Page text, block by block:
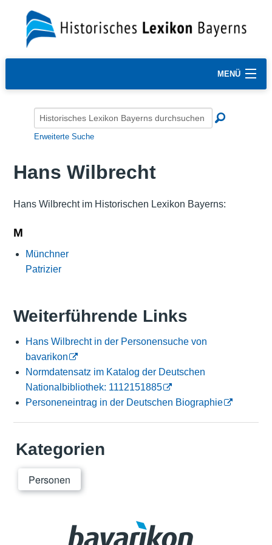
MENÜ
Erweiterte Suche
Hans Wilbrecht
Hans Wilbrecht im Historischen Lexikon Bayerns:
M
Münchner
Patrizier
Weiterführende Links
Hans Wilbrecht in der Personensuche von
bavarikon
Normdatensatz im Katalog der Deutschen
Nationalbibliothek: 1112151885
Personeneintrag in der Deutschen Biographie
Kategorien
Personen